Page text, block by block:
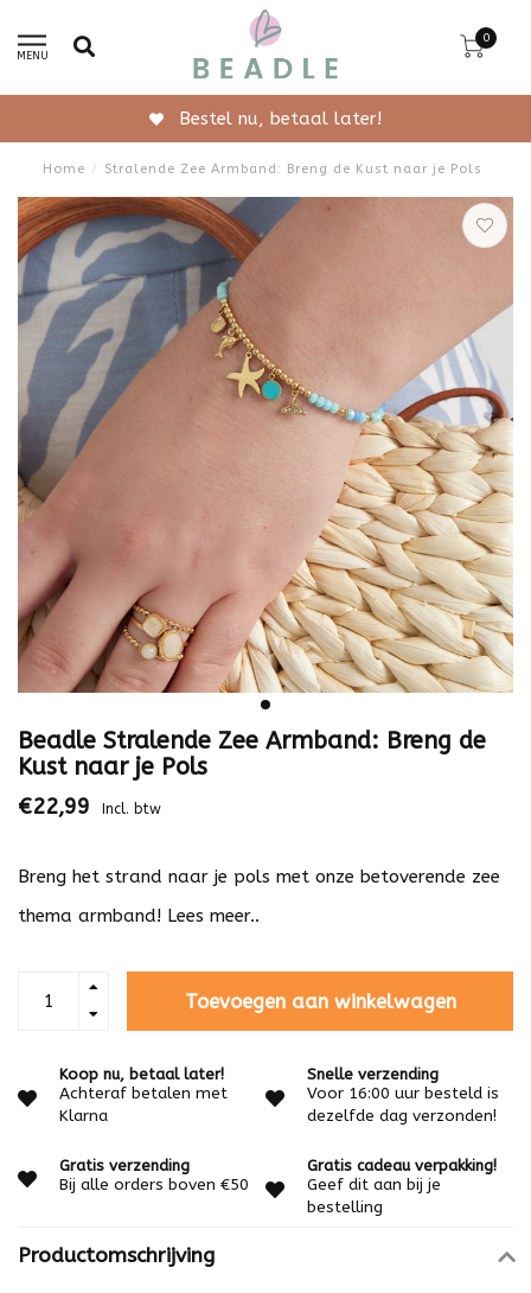
MENU
0
Bestel nu, betaal later!
Home / Stralende Zee Armband: Breng de Kust naar je Pols
Beadle Stralende Zee Armband: Breng de
Kust naar je Pols
€22,99 Incl. btw
Breng het strand naar je pols met onze betoverende zee
thema armband! Lees meer..
Toevoegen aan winkelwagen
Koop nu, betaal later!
Achteraf betalen met
Klarna
Snelle verzending
Voor 16:00 uur besteld is
dezelfde dag verzonden!
Gratis verzending
Bij alle orders boven €50
Gratis cadeau verpakking!
Geef dit aan bij je
bestelling
Productomschrijving